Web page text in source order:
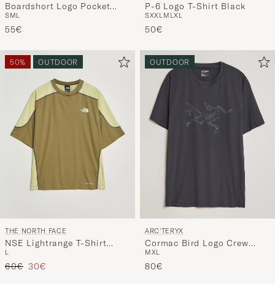
Boardshort Logo Pocket
Responsibili T-Shirt Ink
Black
SML
55€
P-6 Logo T-Shirt Black
SXXLM LXL
50€
50% OUTDOOR
THE NORTH FACE
NSE Lightrange T-Shirt
Cedar
L
Regulärer Preis
60€ Reduzierter Preis
30€
OUTDOOR
ARC'TERYX
Cormac Bird Logo Crew
Neck T-Shirt Black
MXL
80€